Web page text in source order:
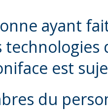
ayant
est
du